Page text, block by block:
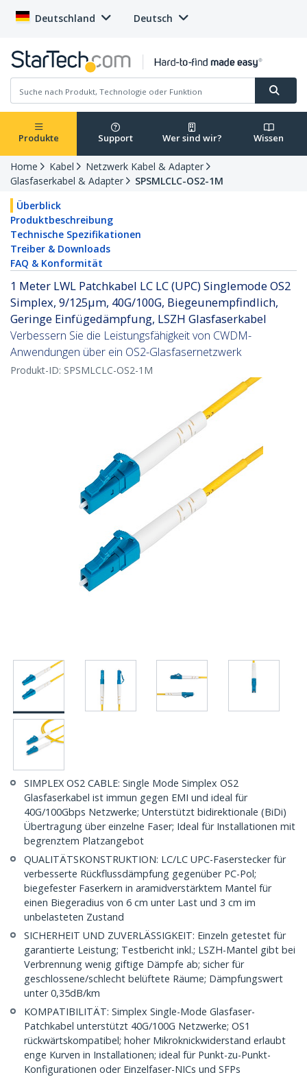
Deutschland Deutsch
Produkte Support Wer sind wir? Wissen
Home Kabel
Netzwerk Kabel & Adapter
Glasfaserkabel & Adapter
SPSMLCLC-OS2-1M
Überblick
Produktbeschreibung
Technische Spezifikationen
Treiber & Downloads
FAQ & Konformität
1 Meter LWL Patchkabel LC LC (UPC) Singlemode OS2
Simplex, 9/125µm, 40G/100G, Biegeunempfindlich,
Geringe Einfügedämpfung, LSZH Glasfaserkabel
Verbessern Sie die Leistungsfähigkeit von CWDM-
Anwendungen über ein OS2-Glasfasernetzwerk
Produkt-ID: SPSMLCLC-OS2-1M
SIMPLEX OS2 CABLE: Single Mode Simplex OS2
Glasfaserkabel ist immun gegen EMI und ideal für
40G/100Gbps Netzwerke; Unterstützt bidirektionale (BiDi)
Übertragung über einzelne Faser; Ideal für Installationen mit
begrenztem Platzangebot
QUALITÄTSKONSTRUKTION: LC/LC UPC-Faserstecker für
verbesserte Rückflussdämpfung gegenüber PC-Pol;
biegefester Faserkern in aramidverstärktem Mantel für
einen Biegeradius von 6 cm unter Last und 3 cm im
unbelasteten Zustand
SICHERHEIT UND ZUVERLÄSSIGKEIT: Einzeln getestet für
garantierte Leistung; Testbericht inkl.; LSZH-Mantel gibt bei
Verbrennung wenig giftige Dämpfe ab; sicher für
geschlossene/schlecht belüftete Räume; Dämpfungswert
unter 0,35dB/km
KOMPATIBILITÄT: Simplex Single-Mode Glasfaser-
Patchkabel unterstützt 40G/100G Netzwerke; OS1
rückwärtskompatibel; hoher Mikroknickwiderstand erlaubt
enge Kurven in Installationen; ideal für Punkt-zu-Punkt-
Konfigurationen oder Einzelfaser-NICs und SFPs